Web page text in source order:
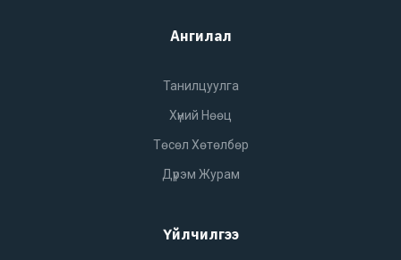
Ангилал
Танилцуулга
Хүний Нөөц
Төсөл Хөтөлбөр
Дүрэм Журам
Үйлчилгээ